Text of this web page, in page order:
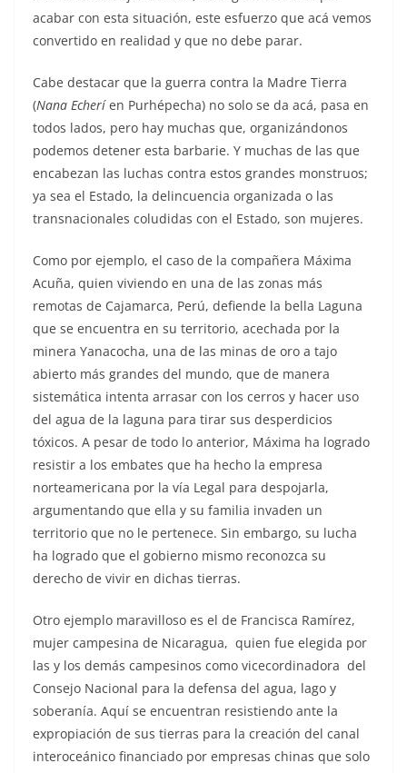
acabar con esta situación, este esfuerzo que acá vemos
convertido en realidad y que no debe parar.
Cabe destacar que la guerra contra la Madre Tierra
(Nana Echeríen Purhépecha) no solo se da acá, pasa en
todos lados, pero hay muchas que, organizándonos
podemos detener esta barbarie. Y muchas de las que
encabezan las luchas contra estos grandes monstruos;
ya sea el Estado, la delincuencia organizada o las
transnacionales coludidas con el Estado, son mujeres.
Como por ejemplo, el caso de la compañera Máxima
Acuña, quien viviendo en una de las zonas más
remotas de Cajamarca, Perú, defiende la bella Laguna
que se encuentra en su territorio, acechada por la
minera Yanacocha, una de las minas de oro a tajo
abierto más grandes del mundo, que de manera
sistemática intenta arrasar con los cerros y hacer uso
del agua de la laguna para tirar sus desperdicios
tóxicos. A pesar de todo lo anterior, Máxima ha logrado
resistir a los embates que ha hecho la empresa
norteamericana por la vía Legal para despojarla,
argumentando que ella y su familia invaden un
territorio que no le pertenece. Sin embargo, su lucha
ha logrado que el gobierno mismo reconozca su
derecho de vivir en dichas tierras.
Otro ejemplo maravilloso es el de Francisca Ramírez,
mujer campesina de Nicaragua, quien fue elegida por
las y los demás campesinos como vicecordinadora del
Consejo Nacional para la defensa del agua, lago y
soberanía. Aquí se encuentran resistiendo ante la
expropiación de sus tierras para la creación del canal
interoceánico financiado por empresas chinas que solo